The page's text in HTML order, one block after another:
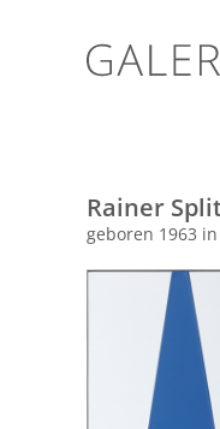
Rainer
geboren 1963